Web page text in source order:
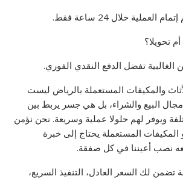
خلال 24 ساعة فقط.
تحويلا؟
الغالبية تفضل الدفع النقدي الفوري.
والمكيفات المستعملة بالرياض ليست
البيع والشراء، بل هي جسر يربط بين
ويوفر لهم حلولا عملية وسريعة. نحن نؤمن
المكيفات المستعملة يحتاج إلى خبرة
نصب أعيننا في كل صفقة.
لك السعر العادل، التنفيذ السريع،